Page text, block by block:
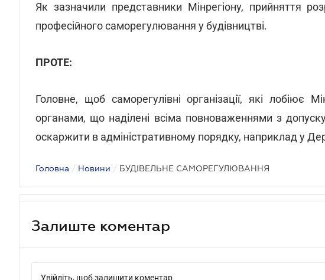
Як зазначили представники Мінрегіону, прийняття
професійного саморегулювання у будівництві.
ПРОТЕ:
Головне, щоб саморегулівні організації, які лобіює
органами, що наділені всіма повноваженнями з
оскаржити в адміністративному порядку, наприклад у
Головна / Новини / БУДІВЕЛЬНЕ САМОРЕГУЛЮВАННЯ
Залиште коментар
Увійдіть, щоб залишити коментар